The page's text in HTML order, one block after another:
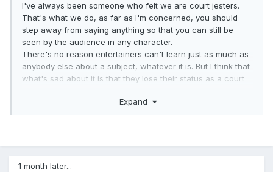
I've always been someone who felt we are court jesters.
That's what we do, as far as I'm concerned, you should
step away from saying anything so that you can still be
seen by the audience in any character.
There's no reason entertainers can't learn just as much as
anybody else about a subject, whatever it is. But I think that
what's sad about it is that they lose their status as a court
Expand
1 month later...